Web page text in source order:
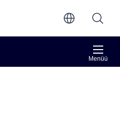
Menüü